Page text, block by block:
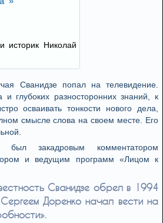
историк Николай
Сванидзе попал на телевидение.
и глубоких разносторонних знаний, к
осваивать тонкости нового дела,
смысле слова на своем месте. Его
был закадровым комментатором
и ведущим программ «Лицом к
Сванидзе обрел в 1994
Сергеем Доренко начал вести на